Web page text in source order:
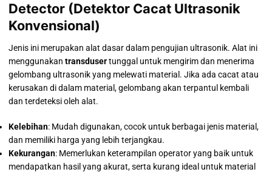
Detector (Detektor Cacat Ultrasonik
Konvensional)
Jenis ini merupakan alat dasar dalam pengujian ultrasonik. Alat ini
menggunakan transdusertunggal untuk mengirim dan menerima
gelombang ultrasonik yang melewati material. Jika ada cacat atau
kerusakan di dalam material, gelombang akan terpantul kembali
dan terdeteksi oleh alat.
Kelebihan: Mudah digunakan, cocok untuk berbagai jenis material,
dan memiliki harga yang lebih terjangkau.
Kekurangan: Memerlukan keterampilan operator yang baik untuk
mendapatkan hasil yang akurat, serta kurang ideal untuk material